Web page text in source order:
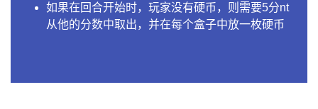
如果在回合开始时，玩家没有硬币，则需要5分nt
从他的分数中取出，并在每个盒子中放一枚硬币